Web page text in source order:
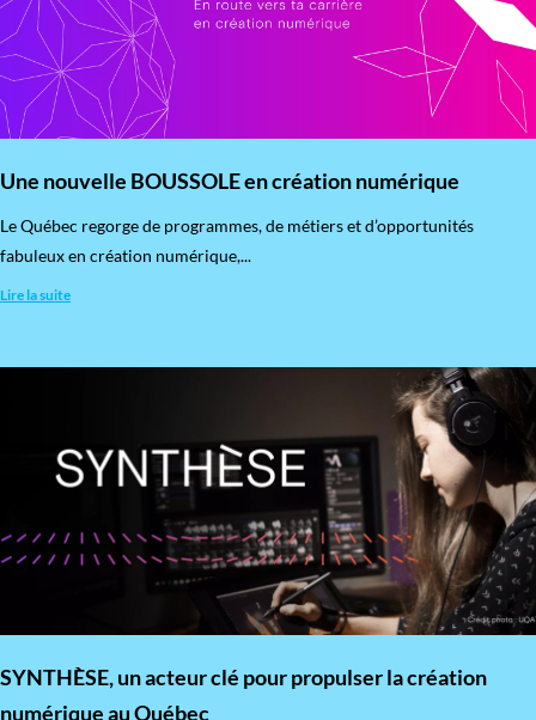
Une nouvelle BOUSSOLE en création numérique
​Le Québec regorge de programmes, de métiers et d’opportunités
fabuleux en création numérique,...
Lire la suite
SYNTHÈSE, un acteur clé pour propulser la création
numérique au Québec